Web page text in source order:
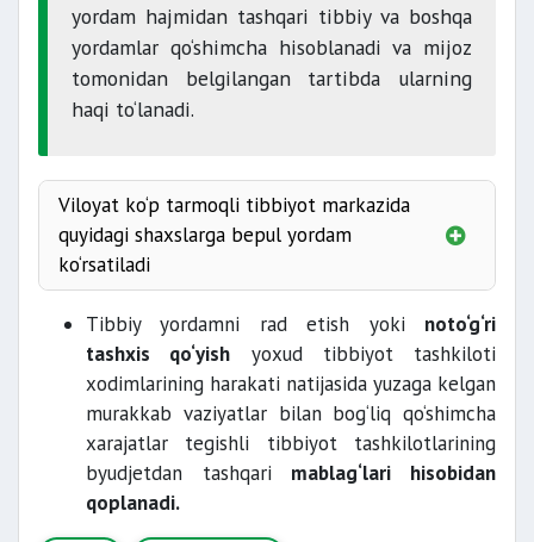
yordam hajmidan tashqari tibbiy va boshqa
yordamlar qo‘shimcha hisoblanadi va mijoz
tomonidan belgilangan tartibda ularning
haqi to‘lanadi.
Viloyat ko‘p tarmoqli tibbiyot markazida
quyidagi shaxslarga bepul yordam
ko‘rsatiladi
Tibbiy yordamni rad etish yoki noto‘g‘ri
tashxis qo‘yish yoxud tibbiyot tashkiloti
xodimlarining harakati natijasida yuzaga kelgan
murakkab vaziyatlar bilan bog‘liq qo‘shimcha
xarajatlar tegishli tibbiyot tashkilotlarining
byudjetdan tashqari mablag‘lari hisobidan
qoplanadi.